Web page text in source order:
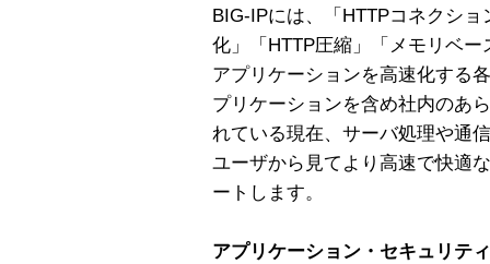
BIG-IPには、「HTTPコネクシ
化」「HTTP圧縮」「メモリベ
アプリケーションを高速化する
プリケーションを含め社内のあ
れている現在、サーバ処理や通
ユーザから見てより高速で快適
ートします。
アプリケーション・セキュリテ